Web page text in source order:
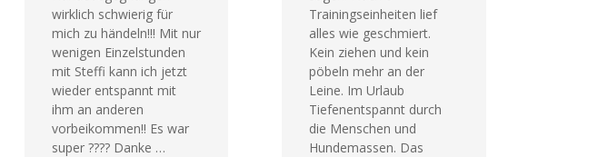
wirklich schwierig für
mich zu händeln!!! Mit nur
wenigen Einzelstunden
mit Steffi kann ich jetzt
wieder entspannt mit
ihm an anderen
vorbeikommen!! Es war
super ???? Danke …
Trainingseinheiten lief
alles wie geschmiert.
Kein ziehen und kein
pöbeln mehr an der
Leine. Im Urlaub
Tiefenentspannt durch
die Menschen und
Hundemassen. Das